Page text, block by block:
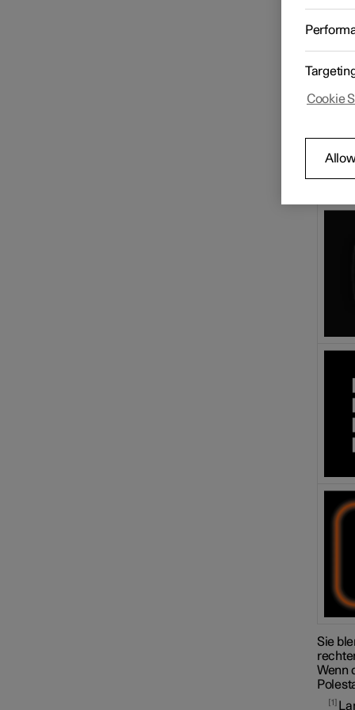
Im
Sie
Wenn
1
Cookie